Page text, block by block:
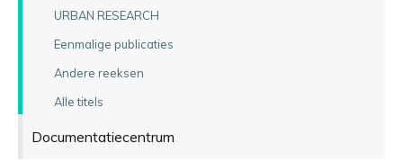
URBAN RESEARCH
Eenmalige publicaties
Andere reeksen
Alle titels
Documentatiecentrum